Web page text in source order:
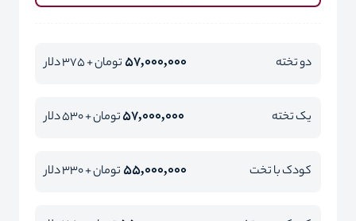
دو تخته 57,000,000تومان + 375 دلار
یک تخته 57,000,000تومان + 530 دلار
کودک با تخت 55,000,000تومان + 330 دلار